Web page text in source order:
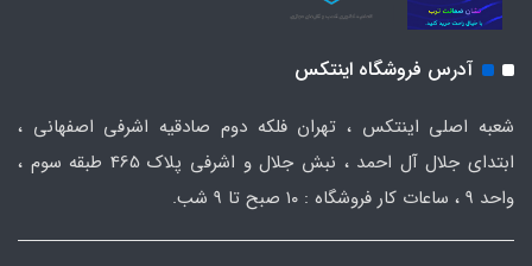
آدرس فروشگاه اینتکس
شعبه اصلی اینتکس ، تهران فلکه دوم صادقیه اشرفی اصفهانی ،
ابتدای جلال آل احمد ، نبش جلال و اشرفی پلاک 465 طبقه سوم ،
واحد ۹ ، ساعات کار فروشگاه : ۱۰ صبح تا ۹ شب.